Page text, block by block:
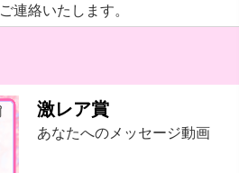
ご連絡いたします。
激レア賞
あなたへのメッセージ動画